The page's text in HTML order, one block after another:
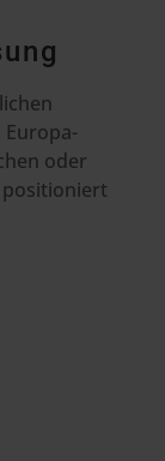
oder
positioniert